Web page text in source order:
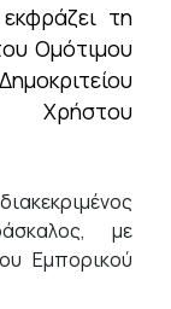
τη
Ομότιμου
Χρήστου
με
Εμπορικού